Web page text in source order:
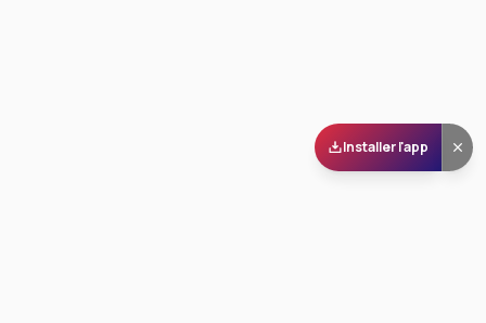
Installer l'app